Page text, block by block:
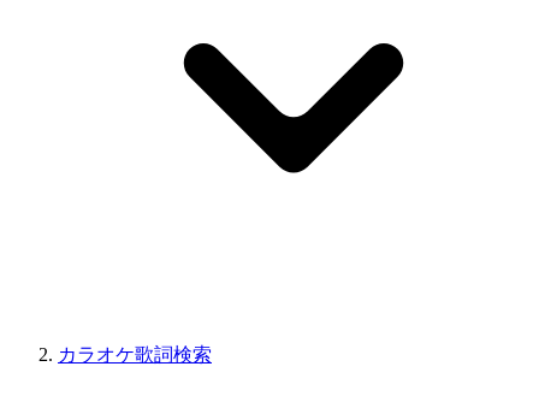
カラオケ歌詞検索